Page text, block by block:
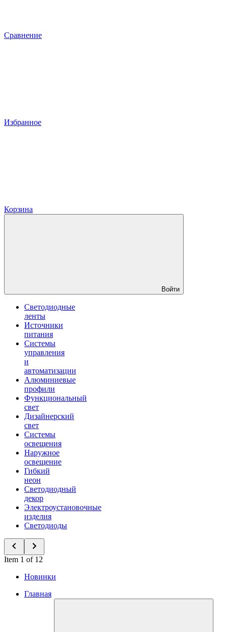
Сравнение
Избранное
Корзина
Войти
Светодиодные
ленты
Источники
питания
Системы
управления
и
автоматизации
Алюминиевые
профили
Функциональный
свет
Дизайнерский
свет
Системы
освещения
Наружное
освещение
Гибкий
неон
Светодиодный
декор
Электроустановочные
изделия
Светодиоды
Item 1 of 12
Новинки
Главная